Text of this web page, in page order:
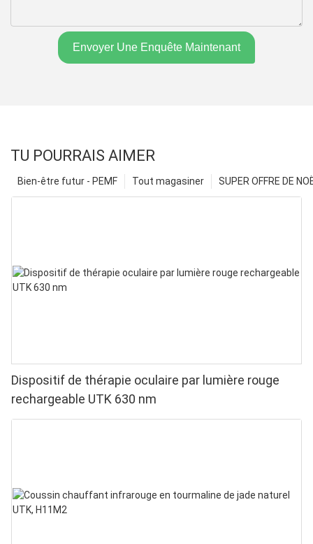
Envoyer Une Enquête Maintenant
TU POURRAIS AIMER
SUPER OFFRE DE
Tout magasiner
Bien-être futur - PEMF
Dispositif de thérapie oculaire par lumière rouge
rechargeable UTK 630 nm